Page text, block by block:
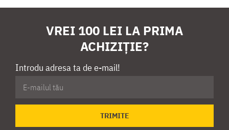
VREI 100 LEI LA PRIMA
ACHIZIȚIE?
Introdu adresa ta de e-mail!
TRIMITE